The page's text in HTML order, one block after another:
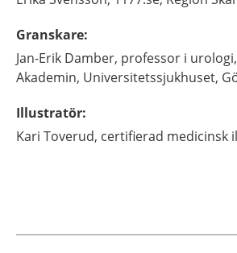
Granskare:
Jan-Erik Damber, professor i urologi,
Akademin, Universitetssjukhuset,
Illustratör:
Kari Toverud, certifierad medicinsk